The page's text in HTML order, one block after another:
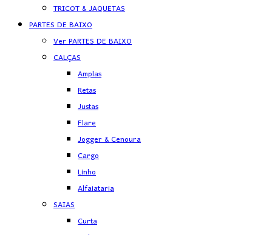
TRICOT & JAQUETAS
PARTES DE BAIXO
Ver PARTES DE BAIXO
CALÇAS
Amplas
Retas
Justas
Flare
Jogger & Cenoura
Cargo
Linho
Alfaiataria
SAIAS
Curta